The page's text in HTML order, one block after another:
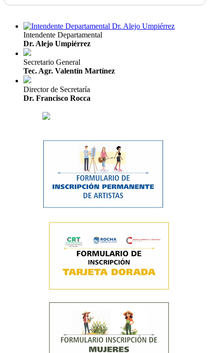
Intendente Departamental
Dr. Alejo Umpiérrez
Secretario General
Tec. Agr. Valentín Martínez
Director de Secretaría
Dr. Francisco Rocca